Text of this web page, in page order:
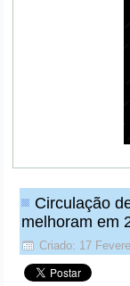
Circulação
melhoram em
Criado: 17